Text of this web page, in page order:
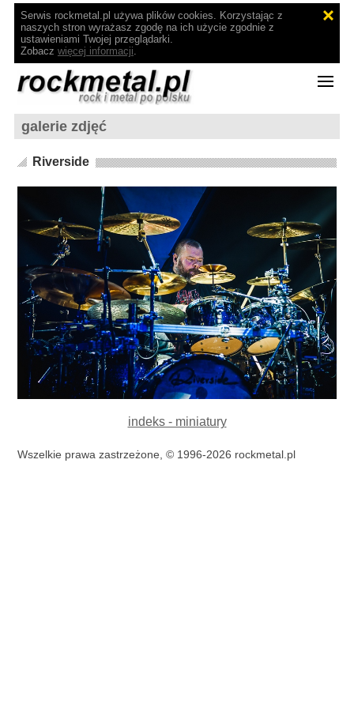
Serwis rockmetal.pl używa plików cookies. Korzystając z
naszych stron wyrażasz zgodę na ich użycie zgodnie z
ustawieniami Twojej przeglądarki.
Zobacz więcej informacji.
galerie zdjęć
Riverside
indeks - miniatury
Wszelkie prawa zastrzeżone, © 1996-2026 rockmetal.pl